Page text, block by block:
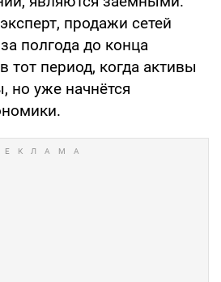
продажи сетей
полгода до конца
тот период, когда активы
но уже начнётся